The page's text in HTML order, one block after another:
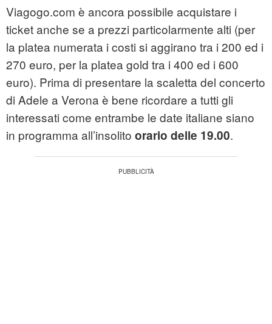
Viagogo.com è ancora possibile acquistare i
ticket anche se a prezzi particolarmente alti (per
la platea numerata i costi si aggirano tra i 200 ed i
270 euro, per la platea gold tra i 400 ed i 600
euro). Prima di presentare la scaletta del concerto
di Adele a Verona è bene ricordare a tutti gli
interessati come entrambe le date italiane siano
in programma all’insolito orario delle 19.00.